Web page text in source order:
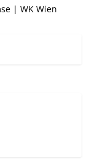
|WK Wien